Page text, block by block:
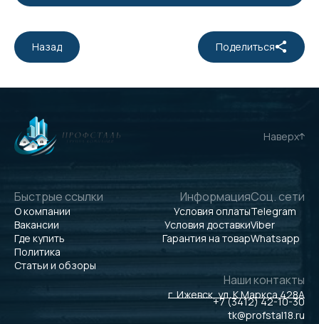
Назад Поделиться
Наверх
Быстрые ссылки
О компании
Вакансии
Где купить
Политика
Статьи и обзоры
Информация
Условия оплаты
Условия доставки
Гарантия на товар
Соц. сети
Telegram
Viber
Whatsapp
Наши контакты
г. Ижевск, ул. К.Маркса 428А
+7 (3412) 42-10-30
tk@profstal18.ru